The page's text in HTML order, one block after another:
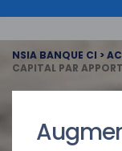
NSIA BANQUE CI >
CAPITAL PAR